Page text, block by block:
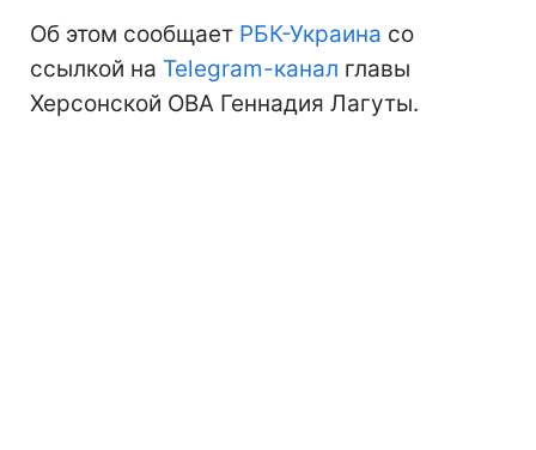
Об этом сообщает РБК-Украина со
ссылкой на Telegram-канал главы
Херсонской ОВА Геннадия Лагуты.